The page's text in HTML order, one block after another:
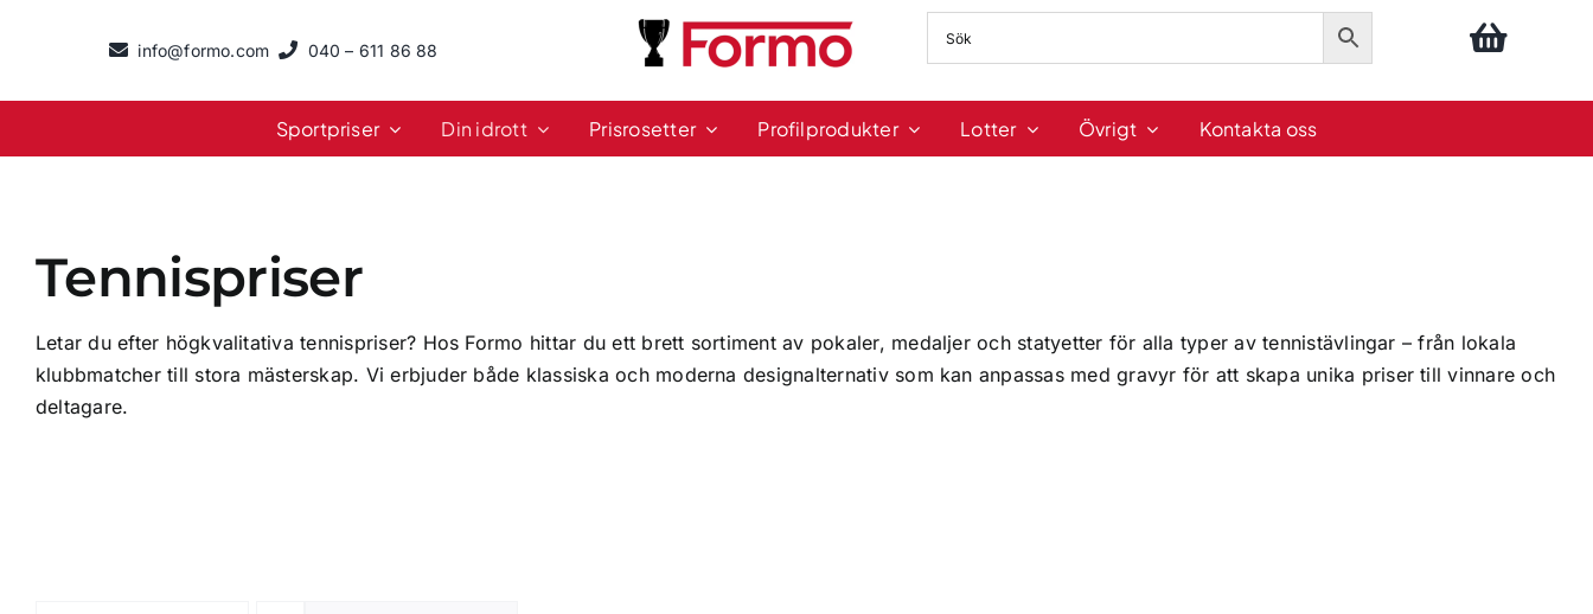
info@formo.com 040 – 611 86 88
Sportpriser Din idrott Prisrosetter Profilprodukter Lotter Övrigt Kontakta oss
Tennispriser
Letar du efter högkvalitativatennispriser? Hos Formo hittar du ett brett sortiment av pokaler, medaljeroch statyetter för alla typer av tennistävlingar – från lokala
klubbmatcher till stora mästerskap. Vi erbjuder både klassiska och moderna designalternativ som kan anpassas med gravyr för att skapa unika priser till vinnare och
deltagare.